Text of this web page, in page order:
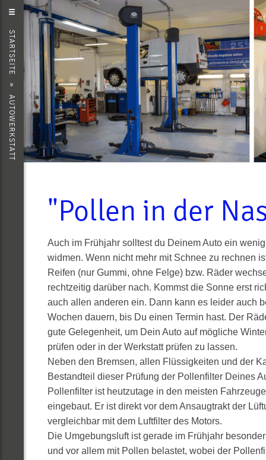
STARTSEITE
»
AUTOWERKSTATT
"Pollen in der
Auch im Frühjahr solltest du Deinem Auto ein
widmen. Wenn nicht mehr mit Schnee zu rechnen
Reifen (nur Gummi, ohne Felge) bzw. Räder
rechtzeitig darüber nach. Kommst die Sonne erst
auch allen anderen ein. Dann kann es leider auch
Wochen dauern, bis Du einen Termin hast. Der
gute Gelegenheit, um Dein Auto auf mögliche
prüfen oder in der Werkstatt prüfen zu lassen.
Neben den Bremsen, allen Flüssigkeiten und der
Bestandteil dieser Prüfung der Pollenfilter Deines
Pollenfilter ist heutzutage in den meisten
eingebaut. Er ist direkt vor dem Ansaugtrakt der
vergleichbar mit dem Luftfilter des Motors.
Die Umgebungsluft ist gerade im Frühjahr
und vor allem mit Pollen belastet, wobei der